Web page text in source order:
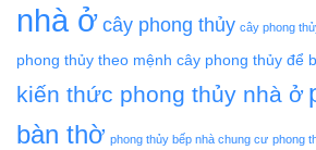
nhà ở cây phong thủy cây phong
phong thủy theo mệnh cây phong thủy để
kiến thức phong thủy nhà ở
bàn thờ phong thủy bếp nhà chung cư phong